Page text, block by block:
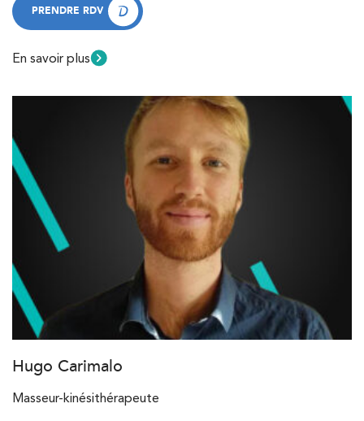
PRENDRE RDV
En savoir plus
Hugo Carimalo
Masseur-kinésithérapeute